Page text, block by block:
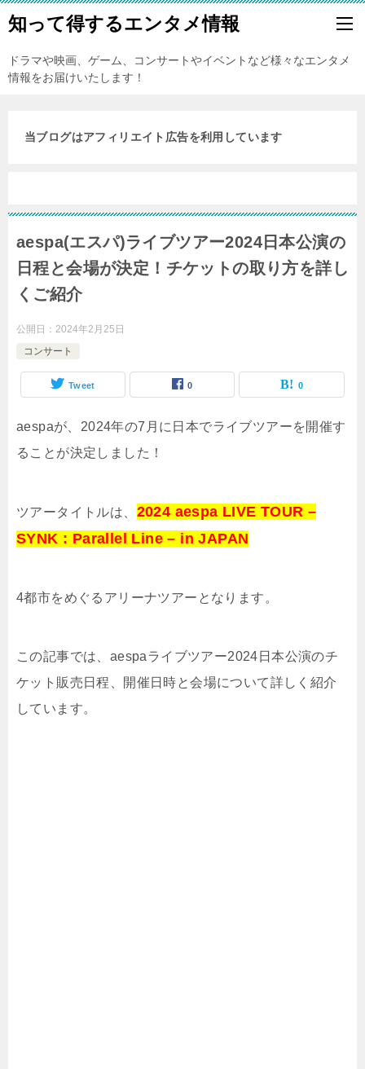
知って得するエンタメ情報
ドラマや映画、ゲーム、コンサートやイベントなど様々なエンタメ
情報をお届けいたします！
当ブログはアフィリエイト広告を利用しています
aespa(エスパ)ライブツアー2024日本公演の
日程と会場が決定！チケットの取り方を詳し
くご紹介
公開日： 2024年2月25日
コンサート
Tweet 0 0
aespaが、2024年の7月に日本でライブツアーを開催す
ることが決定しました！
ツアータイトルは、 2024 aespa LIVE TOUR –
SYNK : Parallel Line – in JAPAN
4都市をめぐるアリーナツアーとなります。
この記事では、aespaライブツアー2024日本公演のチ
ケット販売日程、開催日時と会場について詳しく紹介
しています。